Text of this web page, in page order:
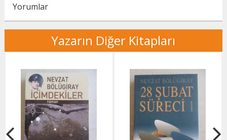
Yorumlar
Yazarın Diğer Kitapları